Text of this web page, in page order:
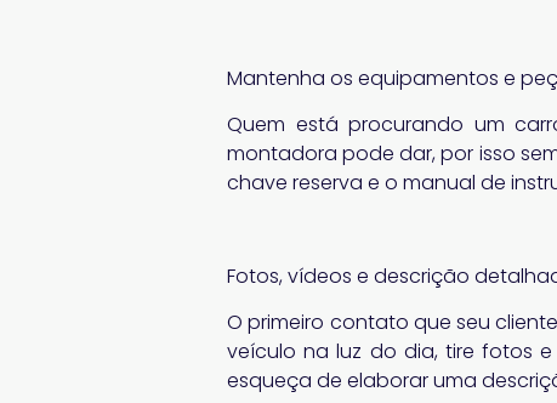
Mantenha os equipamentos e
Quem está procurando um
montadora pode dar, por isso
chave reserva e o manual de
Fotos, vídeos e descrição
O primeiro contato que seu
veículo na luz do dia, tire fotos
esqueça de elaborar uma